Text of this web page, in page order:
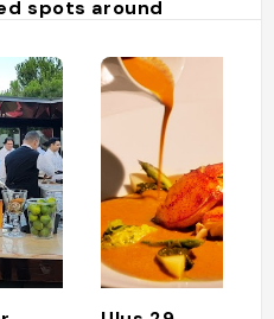
spots around